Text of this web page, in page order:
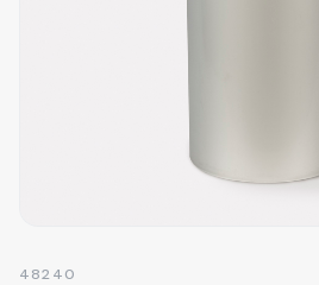
48240